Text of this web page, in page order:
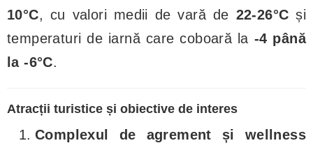
10°C, cu valori medii de vară de 22-26°C și
temperaturi de iarnă care coboară la -4 până
la -6°C.
Atracții turistice și obiective de interes
Complexul de agrement și wellness